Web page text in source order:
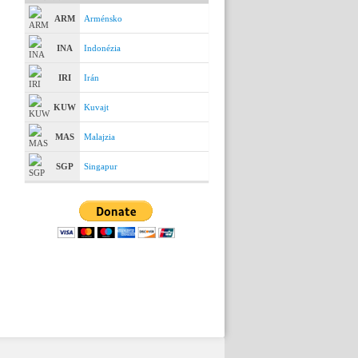
ARM Arménsko
INA Indonézia
IRI Irán
KUW Kuvajt
MAS Malajzia
SGP Singapur